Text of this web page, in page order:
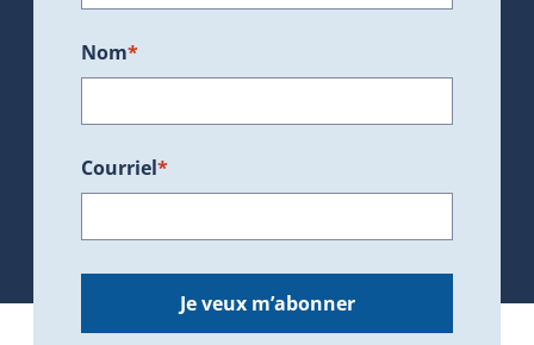
Nom*
Courriel*
Je veux m’abonner